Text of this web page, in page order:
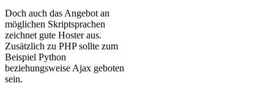
Doch auch das Angebot an
möglichen Skriptsprachen
zeichnet gute Hoster aus.
Zusätzlich zu PHP sollte zum
Beispiel Python
beziehungsweise Ajax geboten
sein.